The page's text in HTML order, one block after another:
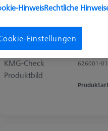
626001-
Produktart
HinweisRechtliche
Einstellungen